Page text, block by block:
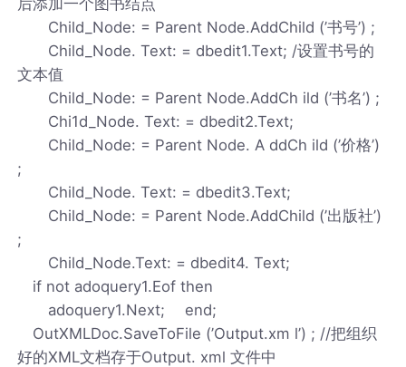
Child_Node: = Parent Node.AddChild (’书号’) ;
Child_Node. Text: = dbedit1.Text; /设置书号的
文本值
Child_Node: = Parent Node.AddCh ild (’书名’) ;
Chi1d_Node. Text: = dbedit2.Text;
Child_Node: = Parent Node. A ddCh ild (’价格’)
;
Child_Node. Text: = dbedit3.Text;
Child_Node: = Parent Node.AddChild (’出版社’)
;
Child_Node.Text: = dbedit4. Text;
if not adoquery1.Eof then
adoquery1.Next; end;
OutXMLDoc.SaveToFile (’Output.xm l’) ; //把组织
好的XML文档存于Output. xml 文件中